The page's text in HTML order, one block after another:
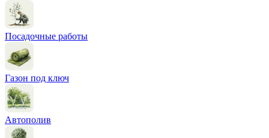
Посадочные работы
Газон под ключ
Автополив